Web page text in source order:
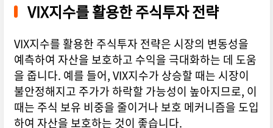
VIX지수를 활용한 주식투자 전략
VIX지수를 활용한 주식투자 전략은 시장의 변동성을
예측하여 자산을 보호하고 수익을 극대화하는 데 도움
을 줍니다. 예를 들어, VIX지수가 상승할 때는 시장이
불안정해지고 주가가 하락할 가능성이 높아지므로, 이
때는 주식 보유 비중을 줄이거나 보호 메커니즘을 도입
하여 자산을 보호하는 것이 좋습니다.